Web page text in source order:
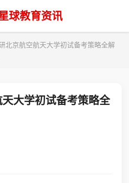
球教育资讯
北京航空航天大学初试备考策略全解
大学初试备考策略全